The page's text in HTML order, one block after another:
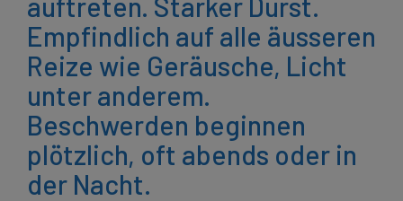
Empfindlich auf alle äusseren
Reize wie Geräusche, Licht
unter anderem.
Beschwerden beginnen
plötzlich, oft abends oder in
der Nacht.